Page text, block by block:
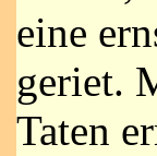
eine
geriet.
Taten